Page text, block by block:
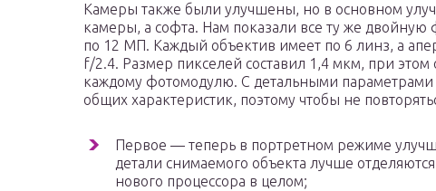
Камеры также были улучшены, но в основном
камеры, а софта. Нам показали все ту же
по 12 МП. Каждый объектив имеет по 6 линз, а
f/2.4. Размер пикселей составил 1,4 мкм, при этом
каждому фотомодулю. С детальными
общих характеристик, поэтому чтобы не
Первое — теперь в портретном режиме
детали снимаемого объекта лучше
нового процессора в целом;